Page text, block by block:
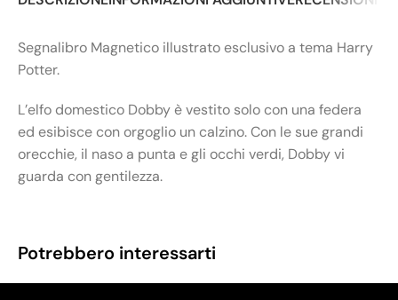
Segnalibro Magnetico illustrato esclusivo a tema Harry
Potter.
L’elfo domestico Dobby è vestito solo con una federa
ed esibisce con orgoglio un calzino. Con le sue grandi
orecchie, il naso a punta e gli occhi verdi, Dobby vi
guarda con gentilezza.
Potrebbero interessarti